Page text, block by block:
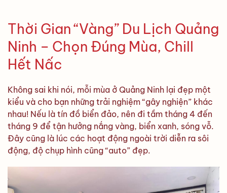
Thời Gian “Vàng” Du Lịch Quảng
Ninh – Chọn Đúng Mùa, Chill
Hết Nấc
Không sai khi nói, mỗi mùa ở Quảng Ninh lại đẹp một
kiểu và cho bạn những trải nghiệm “gây nghiện” khác
nhau! Nếu là tín đồ biển đảo, nên đi tầm tháng 4 đến
tháng 9 để tận hưởng nắng vàng, biển xanh, sóng vỗ.
Đây cũng là lúc các hoạt động ngoài trời diễn ra sôi
động, độ chụp hình cũng “auto” đẹp.